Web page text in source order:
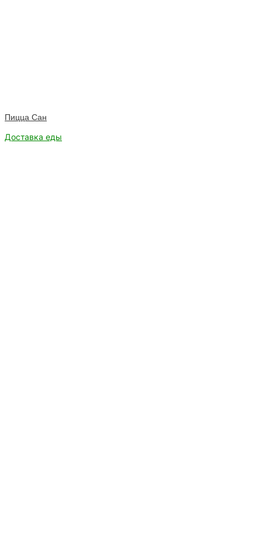
Пицца Сан
Доставка еды